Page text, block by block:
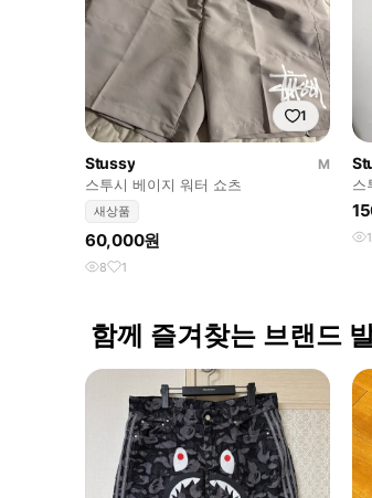
1
Stussy
M
스투시 베이지 워터 쇼츠
새상품
60,000원
8 1
스
함께 즐겨찾는 브랜드